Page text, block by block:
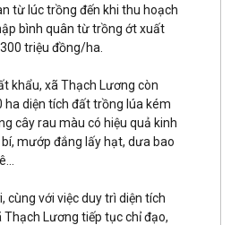
từ lúc trồng đến khi thu hoạch
bình quân từ trồng ớt xuất
triệu đồng/ha.
khẩu, xã Thạch Lương còn
ha diện tích đất trồng lúa kém
cây rau màu có hiệu quả kinh
mướp đắng lấy hạt, dưa bao
cùng với việc duy trì diện tích
Lương tiếp tục chỉ đạo,